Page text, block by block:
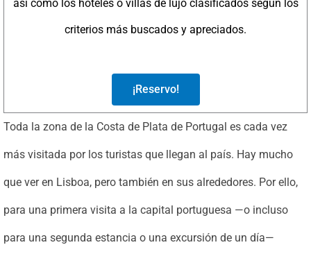
así como los hoteles o villas de lujo clasificados según los
criterios más buscados y apreciados.
¡Reservo!
Toda la zona de la Costa de Plata de Portugal es cada vez
más visitada por los turistas que llegan al país. Hay mucho
que ver en Lisboa, pero también en sus alrededores. Por ello,
para una primera visita a la capital portuguesa —o incluso
para una segunda estancia o una excursión de un día—